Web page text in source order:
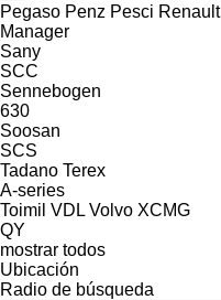
Pegaso Penz Pesci Renault
Manager
Sany
SCC
Sennebogen
630
Soosan
SCS
Tadano Terex
A-series
Toimil VDL Volvo XCMG
QY
mostrar todos
Ubicación
Radio de búsqueda